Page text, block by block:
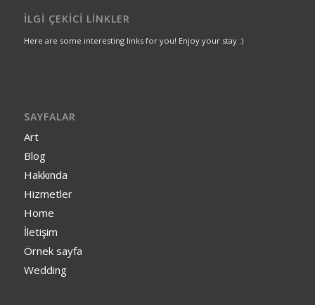
İLGI ÇEKICI LINKLER
Here are some interesting links for you! Enjoy your stay :)
SAYFALAR
Art
Blog
Hakkında
Hizmetler
Home
İletişim
Örnek sayfa
Wedding